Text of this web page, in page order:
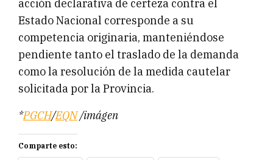
acción declarativa de certeza contra el
Estado Nacional corresponde a su
competencia originaria, manteniéndose
pendiente tanto el traslado de la demanda
como la resolución de la medida cautelar
solicitada por la Provincia.
*PGCH/EQN/imágen
Comparte esto: